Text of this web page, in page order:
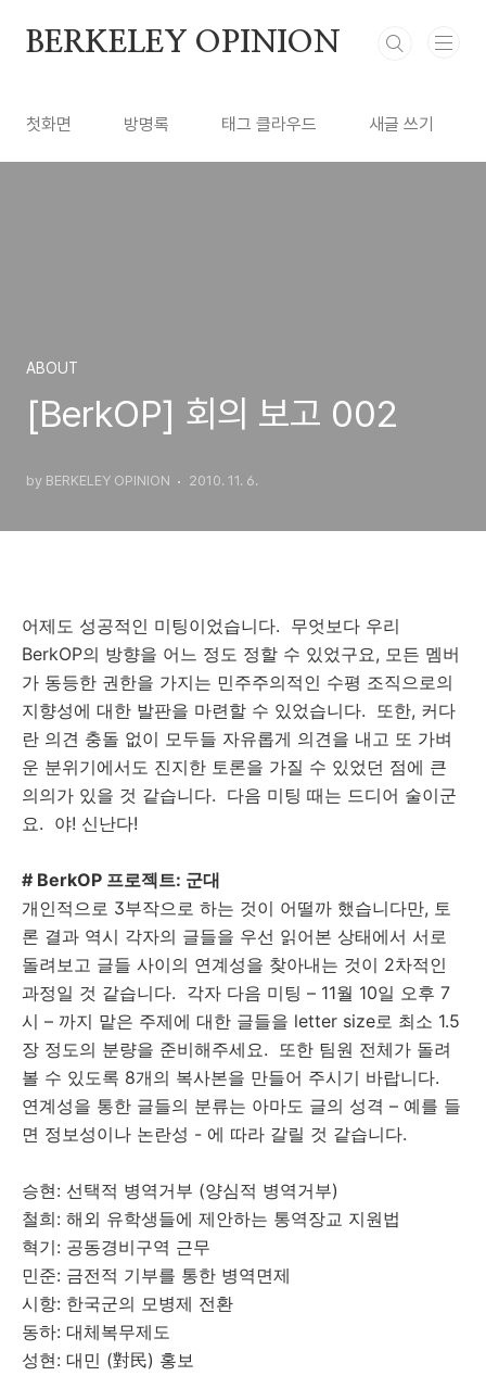
BERKELEY OPINION
첫화면 방명록 태그 클라우드 새글 쓰기
ABOUT
[BerkOP] 회의 보고 002
by BERKELEY OPINION 2010. 11. 6.
어제도 성공적인 미팅이었습니다. 무엇보다 우리
BerkOP의 방향을 어느 정도 정할 수 있었구요, 모든 멤버
가 동등한 권한을 가지는 민주주의적인 수평 조직으로의
지향성에 대한 발판을 마련할 수 있었습니다. 또한, 커다
란 의견 충돌 없이 모두들 자유롭게 의견을 내고 또 가벼
운 분위기에서도 진지한 토론을 가질 수 있었던 점에 큰
의의가 있을 것 같습니다. 다음 미팅 때는 드디어 술이군
요. 야! 신난다!
# BerkOP 프로젝트: 군대
개인적으로 3부작으로 하는 것이 어떨까 했습니다만, 토
론 결과 역시 각자의 글들을 우선 읽어본 상태에서 서로
돌려보고 글들 사이의 연계성을 찾아내는 것이 2차적인
과정일 것 같습니다. 각자 다음 미팅 – 11월 10일 오후 7
시 – 까지 맡은 주제에 대한 글들을 letter size로 최소 1.5
장 정도의 분량을 준비해주세요. 또한 팀원 전체가 돌려
볼 수 있도록 8개의 복사본을 만들어 주시기 바랍니다.
연계성을 통한 글들의 분류는 아마도 글의 성격 – 예를 들
면 정보성이나 논란성 - 에 따라 갈릴 것 같습니다.
승현: 선택적 병역거부 (양심적 병역거부)
철희: 해외 유학생들에 제안하는 통역장교 지원법
혁기: 공동경비구역 근무
민준: 금전적 기부를 통한 병역면제
시항: 한국군의 모병제 전환
동하: 대체복무제도
성현: 대민 (對民) 홍보